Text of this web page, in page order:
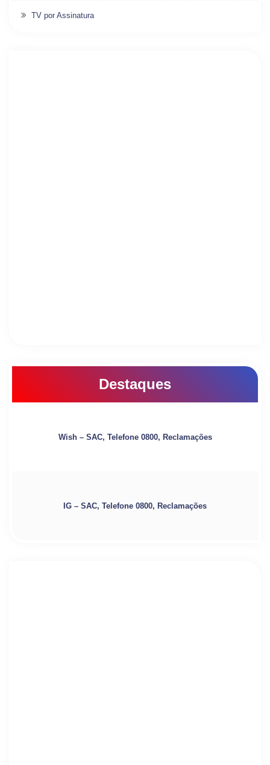
TV por Assinatura
Destaques
Wish – SAC, Telefone 0800, Reclamações
IG – SAC, Telefone 0800, Reclamações